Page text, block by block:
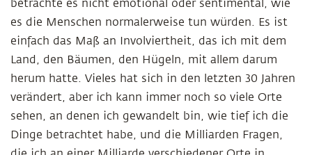
betrachte es nicht emotional oder sentimental, wie
es die Menschen normalerweise tun würden. Es ist
einfach das Maß an Involviertheit, das ich mit dem
Land, den Bäumen, den Hügeln, mit allem darum
herum hatte. Vieles hat sich in den letzten 30 Jahren
verändert, aber ich kann immer noch so viele Orte
sehen, an denen ich gewandelt bin, wie tief ich die
Dinge betrachtet habe, und die Milliarden Fragen,